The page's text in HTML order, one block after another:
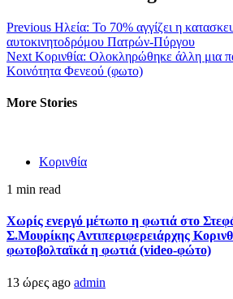
Previous Ηλεία: Το 70% αγγίζει η
αυτοκινητοδρόμου Πατρών-Πύργου
Next Κορινθία: Ολοκληρώθηκε άλλη μια
Κοινότητα Φενεού (φωτο)
More Stories
Κορινθία
1 min read
Χωρίς ενεργό μέτωπο η φωτιά στο
Σ.Μουρίκης Αντιπεριφερειάρχης
φωτοβολταϊκά η φωτιά (video-φώτο)
13 ώρες ago admin